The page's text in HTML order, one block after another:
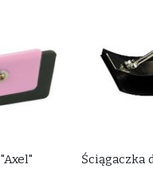
Ściągaczka